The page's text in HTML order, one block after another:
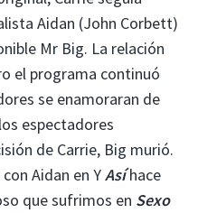
Aidan (John Corbett)
Mr Big. La relación
el programa continuó
se enamoraran de
espectadores
de Carrie, Big murió.
Aidan en YAsí hace
que sufrimos en Sexo